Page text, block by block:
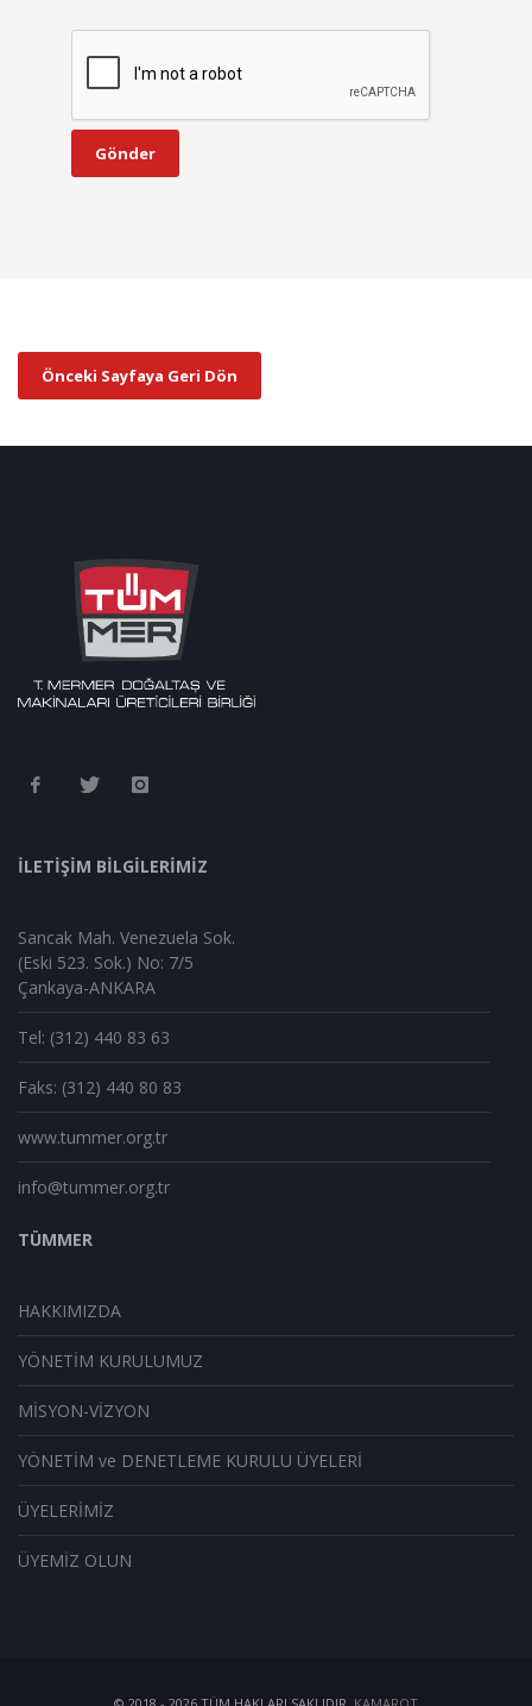
İLETİŞİM BİLGİLERİMİZ
Sancak Mah. Venezuela Sok.
(Eski 523. Sok.) No: 7/5
Çankaya-ANKARA
Tel: (312) 440 83 63
Faks: (312) 440 80 83
www.tummer.org.tr
info@tummer.org.tr
TÜMMER
HAKKIMIZDA
YÖNETİM KURULUMUZ
MİSYON-VİZYON
YÖNETİM ve DENETLEME KURULU ÜYELERİ
ÜYELERİMİZ
ÜYEMİZ OLUN